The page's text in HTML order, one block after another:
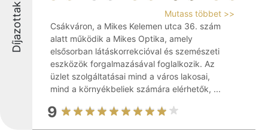
Díjazottak
Mutass többet >>
Csákváron, a Mikes Kelemen utca 36. szám
alatt működik a Mikes Optika, amely
elsősorban látáskorrekcióval és szemészeti
eszközök forgalmazásával foglalkozik. Az
üzlet szolgáltatásai mind a város lakosai,
mind a környékbeliek számára elérhetők, ...
9